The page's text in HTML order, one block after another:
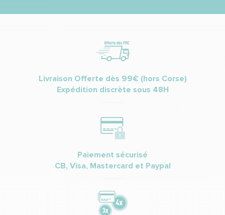
Livraison Offerte dès 99€ (hors Corse)
Expédition discrète sous 48H
Paiement sécurisé
CB, Visa, Mastercard et Paypal